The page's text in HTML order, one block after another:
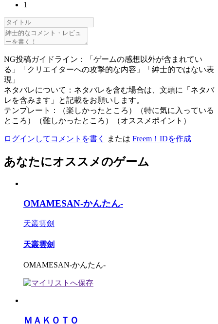
1
NG投稿ガイドライン：「ゲームの感想以外が含まれてい
る」「クリエイターへの攻撃的な内容」「紳士的ではない表
現」
ネタバレについて：ネタバレを含む場合は、文頭に「ネタバ
レを含みます」と記載をお願いします。
テンプレート：（楽しかったところ）（特に気に入っている
ところ）（難しかったところ）（オススメポイント）
ログインしてコメントを書く または Freem！IDを作成
あなたにオススメのゲーム
OMAMESAN-かんたん-
天叢雲劍
天叢雲劍
OMAMESAN-かんたん-
ＭＡＫＯＴＯ